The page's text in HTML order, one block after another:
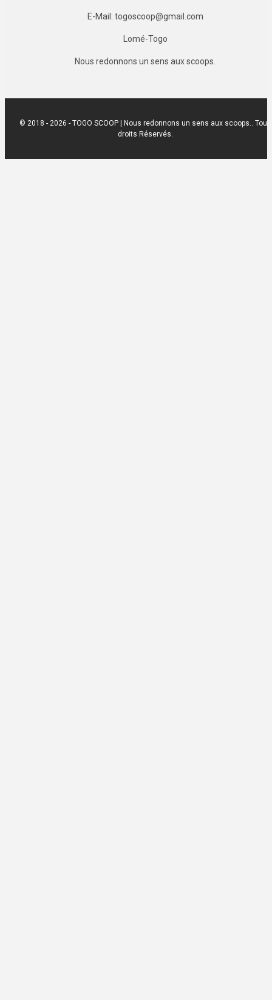
E-Mail: togoscoop@gmail.com
Lomé-Togo
Nous redonnons un sens aux scoops.
© 2018 - 2026 - TOGO SCOOP | Nous redonnons un sens aux scoops.. Tous
droits Réservés.